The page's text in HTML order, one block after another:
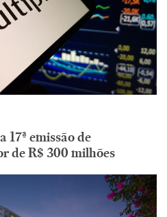
emissão de
de R$ 300 milhões